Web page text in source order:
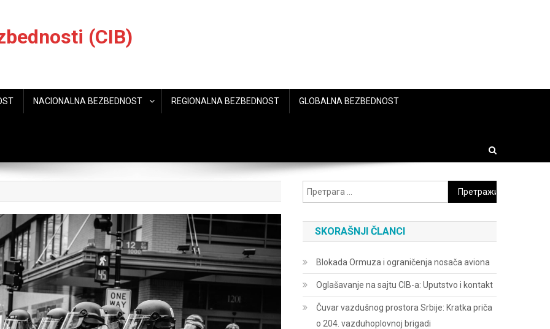
(CIB)
NACIONALNA BEZBEDNOST REGIONALNA BEZBEDNOST GLOBALNA BEZBEDNOST
Претрага
за:
SKORAŠNJI ČLANCI
Blokada Ormuza i ograničenja nosača aviona
Oglašavanje na sajtu CIB-a: Uputstvo i kontakt
Čuvar vazdušnog prostora Srbije: Kratka priča
o 204. vazduhoplovnoj brigadi